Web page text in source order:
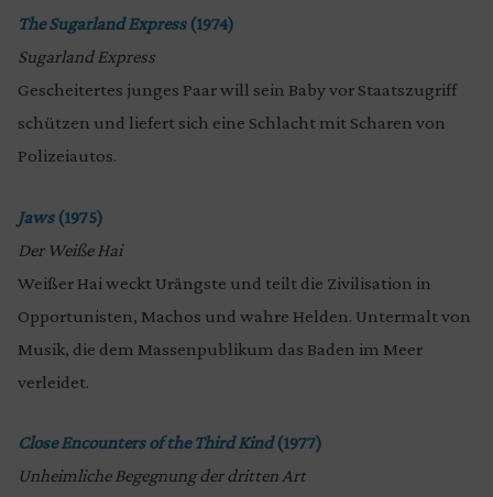
The Sugarland Express(1974)
Sugarland Express
Gescheitertes junges Paar will sein Baby vor Staatszugriff
schützen und liefert sich eine Schlacht mit Scharen von
Polizeiautos.
Jaws(1975)
Der Weiße Hai
Weißer Hai weckt Urängste und teilt die Zivilisation in
Opportunisten, Machos und wahre Helden. Untermalt von
Musik, die dem Massenpublikum das Baden im Meer
verleidet.
Close Encounters of the Third Kind(1977)
Unheimliche Begegnung der dritten Art